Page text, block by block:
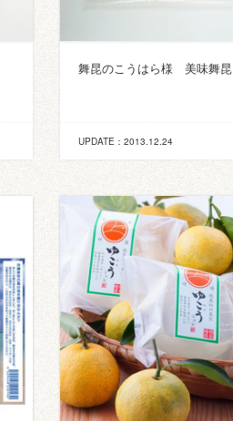
舞昆のこうはら様 美味舞昆
UPDATE：2013.12.24